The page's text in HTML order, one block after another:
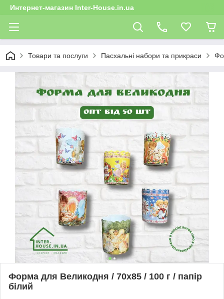
Интернет-магазин Inter-House.in.ua
Товари та послуги Пасхальні набори та прикраси
Форма для Великодня / 70х85 / 100 г / папір
білий